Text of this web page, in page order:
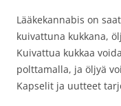
Lääkekannabis on
kuivattuna kukkana,
Kuivattua kukkaa
polttamalla, ja öljyä
Kapselit ja uutteet